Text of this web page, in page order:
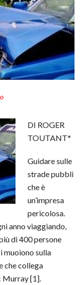
DI ROGER
TOUTANT*
Guidare sulle
strade pubbli
che è
un’impresa
pericolosa.
anno viaggiando,
di 400 persone
muoiono sulla
che collega
Murray [1].